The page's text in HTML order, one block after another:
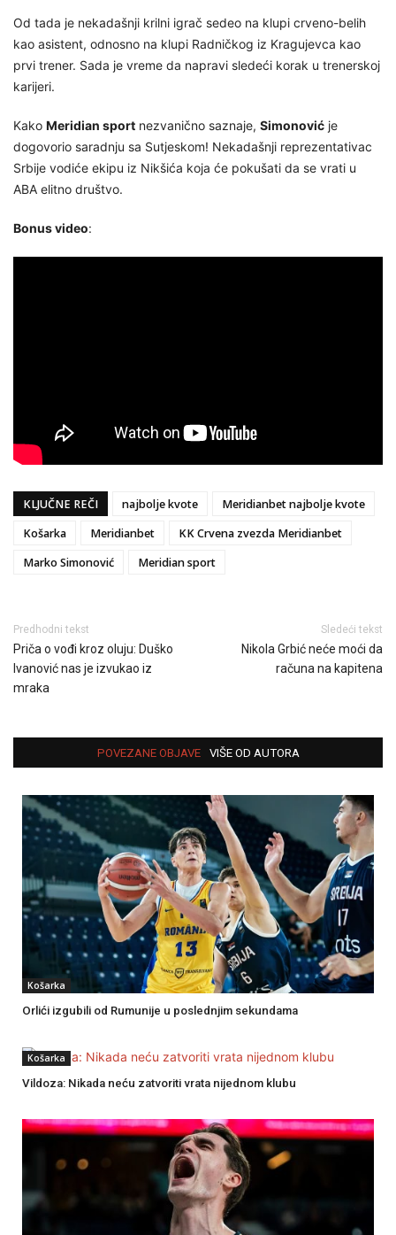
Od tada je nekadašnji krilni igrač sedeo na klupi crveno-belih
kao asistent, odnosno na klupi Radničkog iz Kragujevca kao
prvi trener. Sada je vreme da napravi sledeći korak u trenerskoj
karijeri.
Kako Meridian sport nezvanično saznaje, Simonović je
dogovorio saradnju sa Sutjeskom! Nekadašnji reprezentativac
Srbije vodiće ekipu iz Nikšića koja će pokušati da se vrati u
ABA elitno društvo.
Bonus video:
KLJUČNE REČI najbolje kvote
Meridianbet najbolje kvote
Košarka
Meridianbet
KK Crvena zvezda Meridianbet
Marko Simonović
Meridian sport
Predhodni tekst
Priča o vođi kroz oluju: Duško
Ivanović nas je izvukao iz
mraka
Sledeći tekst
Nikola Grbić neće moći da
računa na kapitena
POVEZANE OBJAVE VIŠE OD AUTORA
Košarka
Orlići izgubili od Rumunije u poslednjim sekundama
Košarka
Vildoza: Nikada neću zatvoriti vrata nijednom klubu